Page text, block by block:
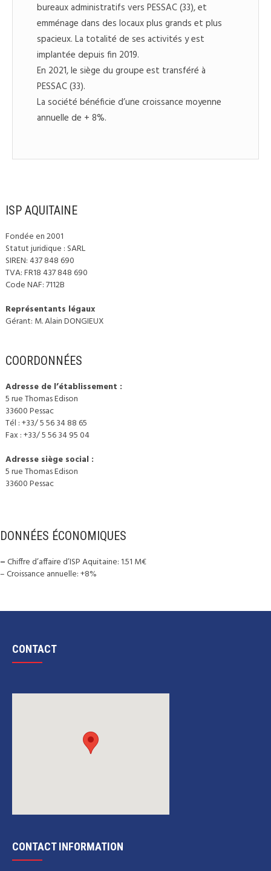
bureaux administratifs vers PESSAC (33), et
emménage dans des locaux plus grands et plus
spacieux. La totalité de ses activités y est
implantée depuis fin 2019.
En 2021, le siège du groupe est transféré à
PESSAC (33).
La société bénéficie d’une croissance moyenne
annuelle de + 8%.
ISP AQUITAINE
Fondée en 2001
Statut juridique : SARL
SIREN: 437 848 690
TVA: FR18 437 848 690
Code NAF: 7112B
Représentants légaux
Gérant: M. Alain DONGIEUX
COORDONNÉES
Adresse de l’établissement :
5 rue Thomas Edison
33600 Pessac
Tél : +33/ 5 56 34 88 65
Fax : +33/ 5 56 34 95 04
Adresse siège social :
5 rue Thomas Edison
33600 Pessac
DONNÉES ÉCONOMIQUES
–Chiffre d’affaire d’ISP Aquitaine: 1.51 M€
– Croissance annuelle: +8%
CONTACT
CONTACT INFORMATION